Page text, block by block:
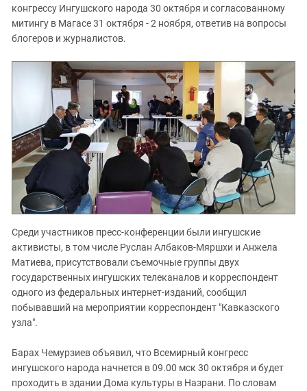
конгрессу Ингушского народа 30 октября и согласованному
митингу в Магасе 31 октября - 2 ноября, ответив на вопросы
блогеров и журналистов.
Среди участников пресс-конференции были ингушские
активисты, в том числе Руслан Албаков-Мяршхи и Анжела
Матиева, присутствовали съемочные группы двух
государственных ингушских телеканалов и корреспондент
одного из федеральных интернет-изданий, сообщил
побывавший на мероприятии корреспондент "Кавказского
узла".
Барах Чемурзиев объявил, что Всемирный конгресс
ингушского народа начнется в 09.00 мск 30 октября и будет
проходить в здании Дома культуры в Назрани. По словам